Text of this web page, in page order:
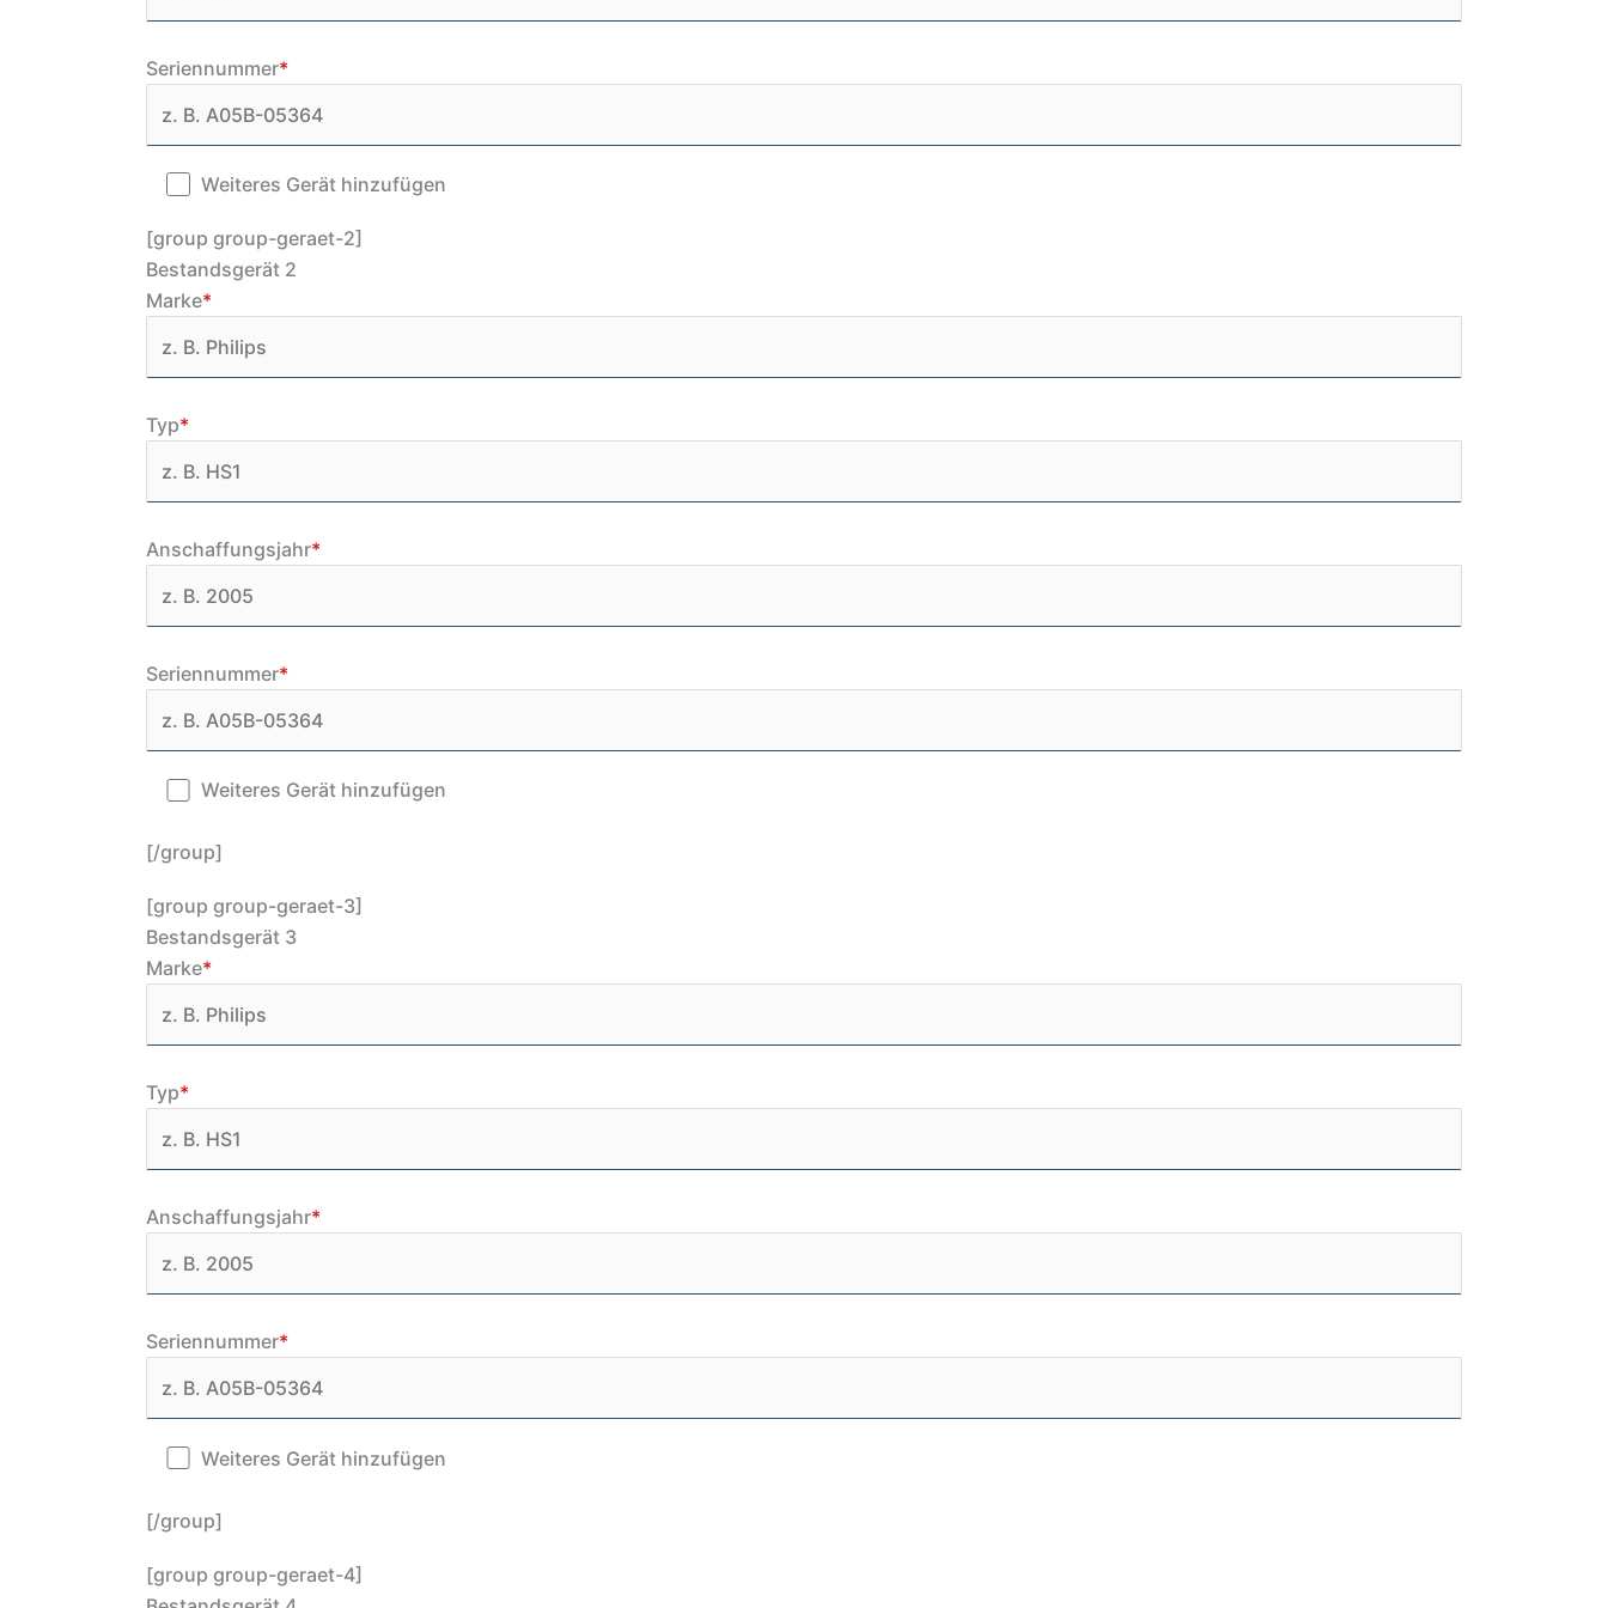
Seriennummer*
Weiteres Gerät hinzufügen
[group group-geraet-2]
Bestandsgerät 2
Marke*
Typ*
Anschaffungsjahr*
Seriennummer*
Weiteres Gerät hinzufügen
[/group]
[group group-geraet-3]
Bestandsgerät 3
Marke*
Typ*
Anschaffungsjahr*
Seriennummer*
Weiteres Gerät hinzufügen
[/group]
[group group-geraet-4]